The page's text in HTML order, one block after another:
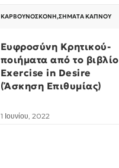
ΚΑΡΒΟΥΝΌΣΚΟΝΗ,ΣΉΜΑΤΑ ΚΑΠΝΟΎ
Ευφροσύνη Κρητικού-
ποιήματα από το βιβλίο
Exercise in Desire
(Άσκηση Επιθυμίας)
1 Ιουνίου, 2022